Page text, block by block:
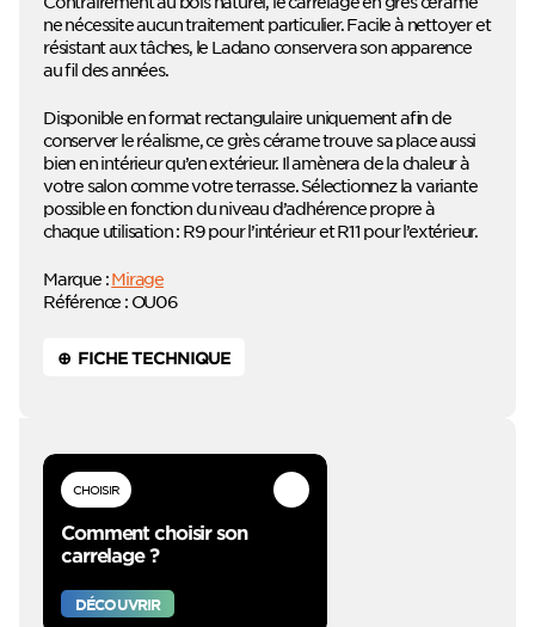
ne nécessite aucun traitement particulier. Facile à nettoyer et
résistant aux tâches, le Ladano conservera son apparence
au fil des années.
Disponible en format rectangulaire uniquement afin de
conserver le réalisme, ce grès cérame trouve sa place aussi
bien en intérieur qu’en extérieur. Il amènera de la chaleur à
votre salon comme votre terrasse. Sélectionnez la variante
possible en fonction du niveau d’adhérence propre à
chaque utilisation : R9 pour l’intérieur et R11 pour l’extérieur.
Marque :Mirage
Référence : OU06
⊕ FICHE TECHNIQUE
CHOISIR
Comment choisir son
carrelage ?
DÉCOUVRIR